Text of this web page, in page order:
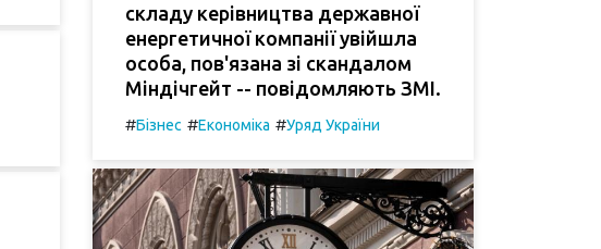
складу керівництва державної
енергетичної компанії увійшла
особа, пов'язана зі скандалом
Міндічгейт -- повідомляють ЗМІ.
#Бізнес #Економіка #Уряд України